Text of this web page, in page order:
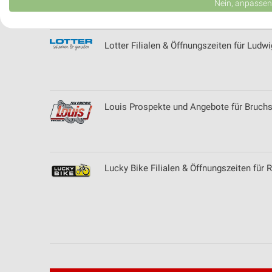
Lotter Filialen & Öffnungszeiten für
Louis Prospekte und Angebote für
Lucky Bike Filialen & Öffnungszeiten für
Erstellung von Profilen zur Personalisierung von Inhalten
Messung der Werbeleistung
Messung der Performance von Inhalten
Nein, anpassen